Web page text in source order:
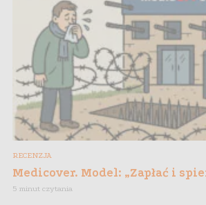
RECENZJA
Medicover. Model: „Zapłać i
5 minut czytania